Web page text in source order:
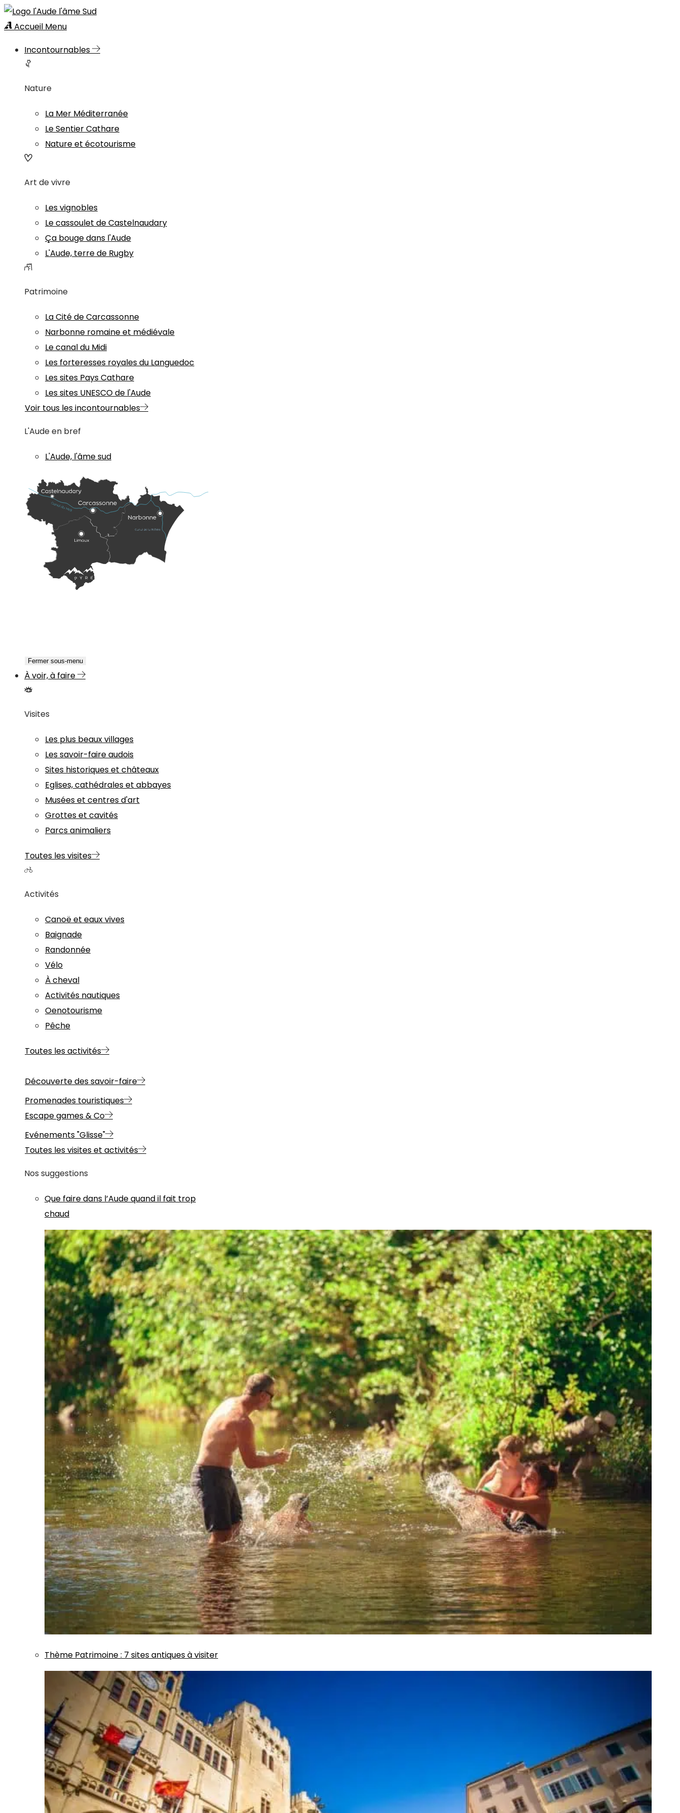
Accueil Menu
Incontournables
Nature
La Mer Méditerranée
Le Sentier Cathare
Nature et écotourisme
Art de vivre
Les vignobles
Le cassoulet de Castelnaudary
Ça bouge dans l'Aude
L'Aude, terre de Rugby
Patrimoine
La Cité de Carcassonne
Narbonne romaine et médiévale
Le canal du Midi
Les forteresses royales du Languedoc
Les sites Pays Cathare
Les sites UNESCO de l'Aude
Voir tous les incontournables
L'Aude en bref
L'Aude, l'âme sud
Fermer sous-menu
À voir, à faire
Visites
Les plus beaux villages
Les savoir-faire audois
Sites historiques et châteaux
Eglises, cathédrales et abbayes
Musées et centres d'art
Grottes et cavités
Parcs animaliers
Toutes les visites
Activités
Canoë et eaux vives
Baignade
Randonnée
Vélo
À cheval
Activités nautiques
Oenotourisme
Pêche
Toutes les activités
Découverte des savoir-faire
Promenades touristiques
Escape games & Co
Evénements "Glisse"
Toutes les visites et activités
Nos suggestions
Que faire dans l’Aude quand il fait trop
chaud
Thème Patrimoine: 7 sites antiques à visiter